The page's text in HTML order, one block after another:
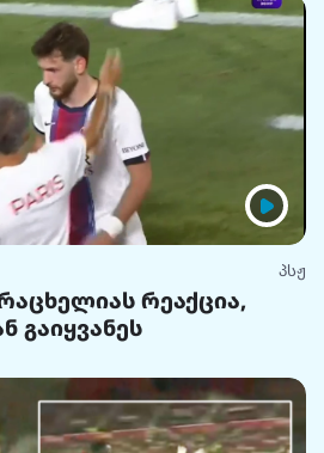
პსჟ
რეაქცია,
გაიყვანეს